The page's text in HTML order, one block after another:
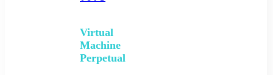
Virtual
Machine
Perpetual